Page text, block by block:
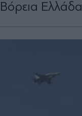
Βόρεια Ελλάδα